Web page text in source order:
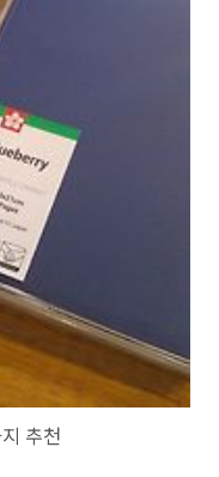
추천